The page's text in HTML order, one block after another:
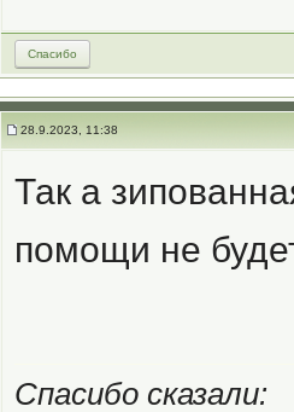
Спасибо
28.9.2023, 11:38
Так а
помощи не
Спасибо сказали: